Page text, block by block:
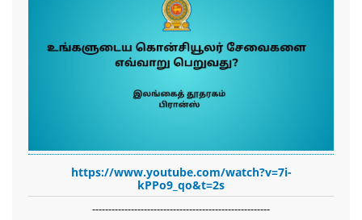
https://www.youtube.com/watch?v=7i-
kPPo9_qo&t=2s
-------------------------------------------------------